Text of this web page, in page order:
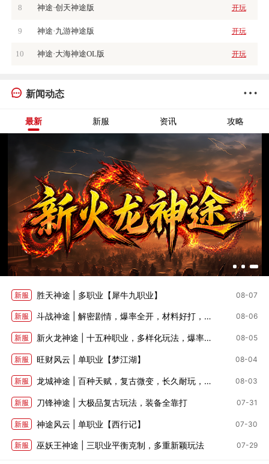
8 神途·创天神途版 开玩
9 神途·九游神途版 开玩
10 神途·大海神途OL版 开玩
新闻动态
最新 新服 资讯 攻略
新服 胜天神途 | 多职业【犀牛九职业】 08-07
新服 斗战神途 | 解密剧情，爆率全开，材料好打，深度养成 08-06
新服 新火龙神途 | 十五种职业，多样化玩法，爆率适中 08-05
新服 旺财风云 | 单职业【梦江湖】 08-04
新服 龙城神途 | 百种天赋，复古微变，长久耐玩，全部靠打 08-03
新服 刀锋神途 | 大极品复古玩法，装备全靠打 07-31
新服 神途风云 | 单职业【西行记】 07-30
新服 巫妖王神途 | 三职业平衡克制，多重新颖玩法 07-29